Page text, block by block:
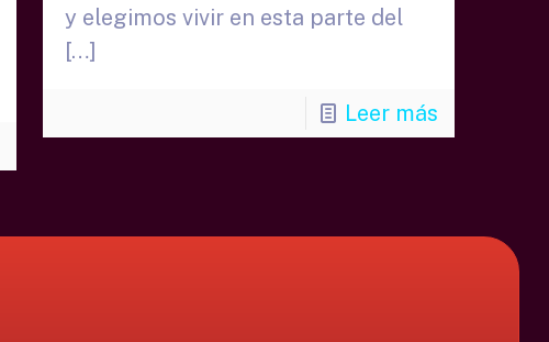
y elegimos vivir en esta parte del
[…]
Leer más